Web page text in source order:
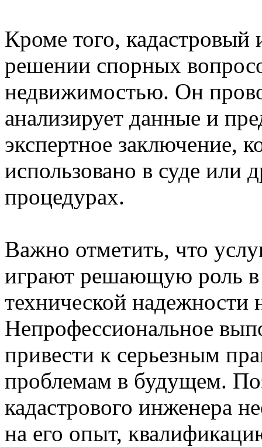
Кроме того,
решении спорных
недвижимостью. Он
анализирует данные и
экспертное заключение,
использовано в суде или
процедурах.
Важно отметить, что
играют решающую роль в
технической надежности
Непрофессиональное
привести к серьезным
проблемам в будущем.
кадастрового инженера
на его опыт,